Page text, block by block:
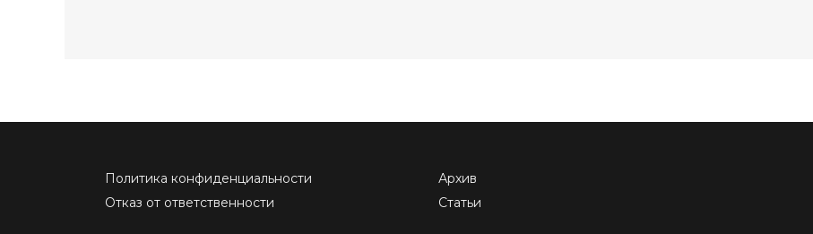
Политика конфиденциальности
Отказ от ответственности
Архив
Статьи